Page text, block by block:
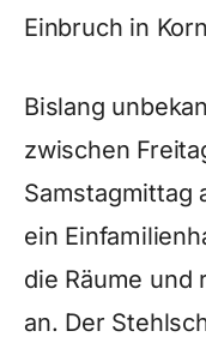
Einbruch in
Bislang
zwischen
Samstagmittag
ein
die Räume und
an. Der